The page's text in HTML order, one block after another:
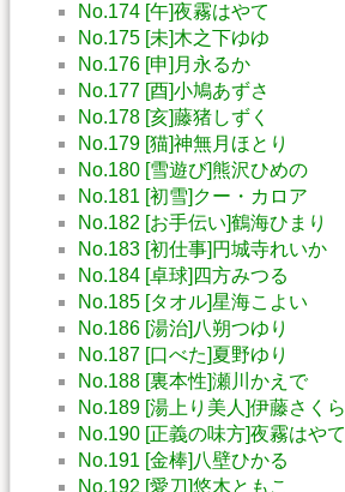
No.174 [午]夜霧はやて
No.175 [未]木之下ゆゆ
No.176 [申]月永るか
No.177 [酉]小鳩あずさ
No.178 [亥]藤猪しずく
No.179 [猫]神無月ほとり
No.180 [雪遊び]熊沢ひめの
No.181 [初雪]クー・カロア
No.182 [お手伝い]鶴海ひまり
No.183 [初仕事]円城寺れいか
No.184 [卓球]四方みつる
No.185 [タオル]星海こよい
No.186 [湯治]八朔つゆり
No.187 [口べた]夏野ゆり
No.188 [裏本性]瀬川かえで
No.189 [湯上り美人]伊藤さくら
No.190 [正義の味方]夜霧はやて
No.191 [金棒]八壁ひかる
No.192 [愛刀]悠木ともこ